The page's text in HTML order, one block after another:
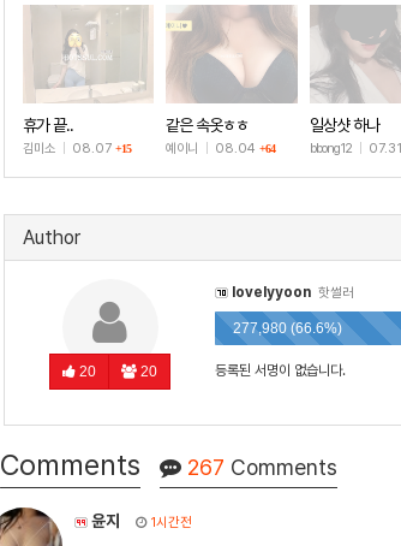
휴가 끝..
김미소 08.07 +15
같은 속옷ㅎㅎ
예이니 08.04+64
일상샷 하나
bbong12 07.31
Author
20 20
lovelyyoon 핫썰러
277,980 (66.6%)
등록된 서명이 없습니다.
Comments 267 Comments
윤지 1시간전